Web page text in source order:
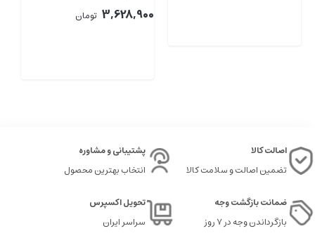
3,628,900 تومان
اصالت کالا
تضمین اصالت و سلامت کالا
پشتیبانی و مشاوره
انتخاب بهترین محصول
ضمانت بازگشت وجه
بازگرداندن وجه در ۷ روز
تحویل اکسپرس
سراسر ایران